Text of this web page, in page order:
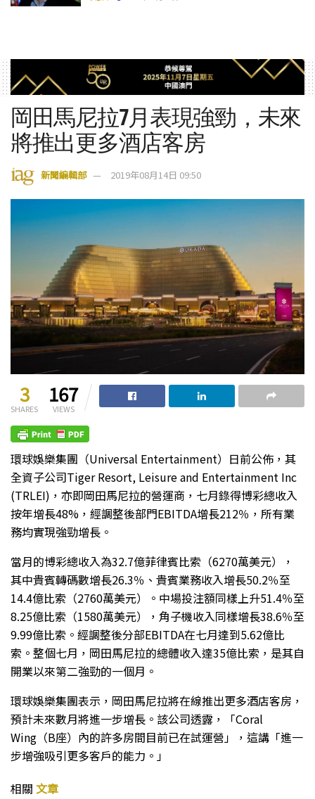
岡田馬尼拉7月表現強勁，未來
將推出更多酒店客房
新聞編輯部 2019年08月14日 09:50
3
SHARES
167
VIEWS
環球娛樂集團（Universal Entertainment）日前公佈，其
全資子公司Tiger Resort, Leisure and Entertainment Inc
(TRLEI)，亦即岡田馬尼拉的營運商，七月錄得博彩總收入
按年增長48%，經調整後部門EBITDA增長212％，所有業
務均實現強勁增長。
當月的博彩總收入為32.7億菲律賓比索（6270萬美元），
其中貴賓轉碼數增長26.3％、貴賓業務收入增長50.2％至
14.4億比索（2760萬美元）。中場投注額同樣上升51.4％至
8.25億比索（1580萬美元），角子機收入同樣增長38.6％至
9.99億比索。經調整後分部EBITDA在七月達到5.62億比
索。整個七月，岡田馬尼拉的總體收入達35億比索，是其自
開業以來第二強勁的一個月。
環球娛樂集團表示，岡田馬尼拉將在線推出更多酒店客房，
預計未來數月將進一步增長。該公司透露，「Coral
Wing（B座）內的許多房間目前已在試運營」，這講「進一
步增強吸引更多客戶的能力。」
相關 文章